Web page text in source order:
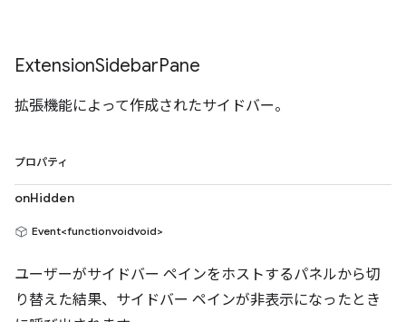
ExtensionSidebarPane
拡張機能によって作成されたサイドバー。
プロパティ
onHidden
Event<functionvoidvoid>
ユーザーがサイドバー ペインをホストするパネルから切
り替えた結果、サイドバー ペインが非表示になったとき